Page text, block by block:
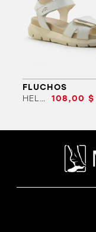
FLUCHOS
HELLEN
108,00 $